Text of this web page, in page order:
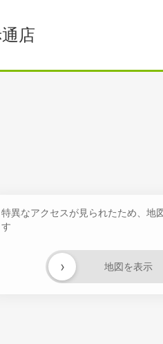
店
特異なアクセスが見られたため、地
す
地図を表示
›